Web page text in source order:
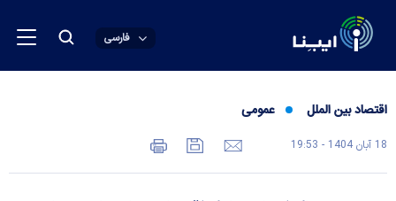
فارسی
اقتصاد بین الملل عمومی
18 آبان 1404 - 19:53